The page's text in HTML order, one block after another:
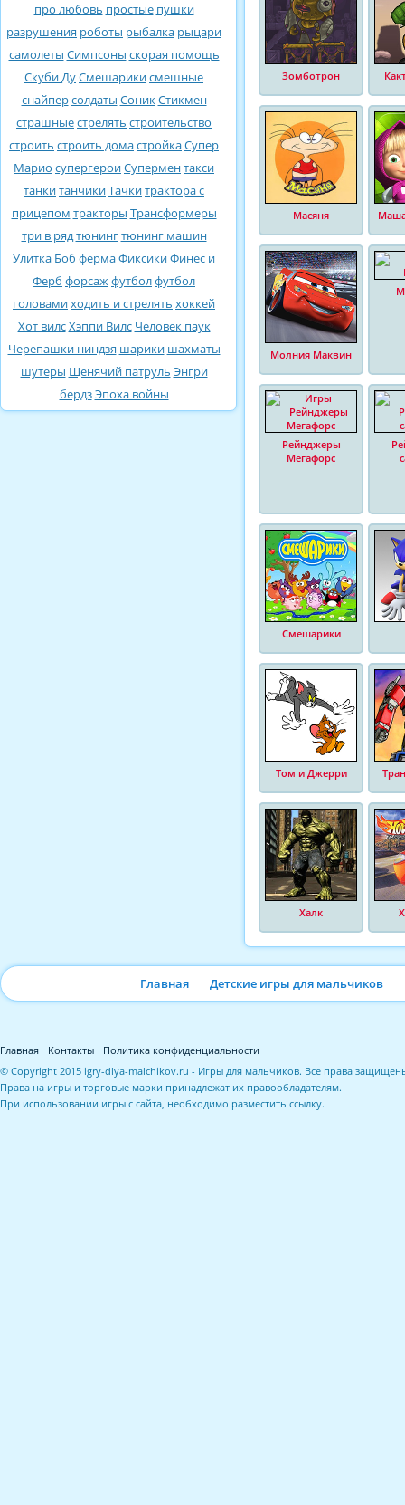
про любовь простые пушки
разрушения роботы рыбалка рыцари
самолеты Симпсоны скорая помощь
Скуби ДуСмешарикисмешные
снайперсолдаты СоникСтикмен
страшныестрелять строительство
строить строить домастройкаСупер
Марио супергероиСуперментакси
танкитанчикиТачкитрактора с
прицепом тракторы Трансформеры
три в рядтюнингтюнинг машин
Улитка Боб фермаФиксикиФинес и
Ферб форсажфутболфутбол
головамиходить и стрелять хоккей
Хот вилсХэппи Вилс Человек паук
Черепашки ниндзя шарики шахматы
шутеры Щенячий патруль Энгри
бердзЭпоха войны
Зомботрон
Масяня
Молния Маквин
Рейнджеры
Мегафорс
Смешарики
Том и Джерри
Халк
Главная Детские игры для мальчиков
Главная Контакты
Политика конфиденциальности
© Copyright 2015 igry-dlya-malchikov.ru - Игры для мальчиков. Все права
Права на игры и торговые марки принадлежат их правообладателям.
При использовании игры с сайта, необходимо разместить ссылку.